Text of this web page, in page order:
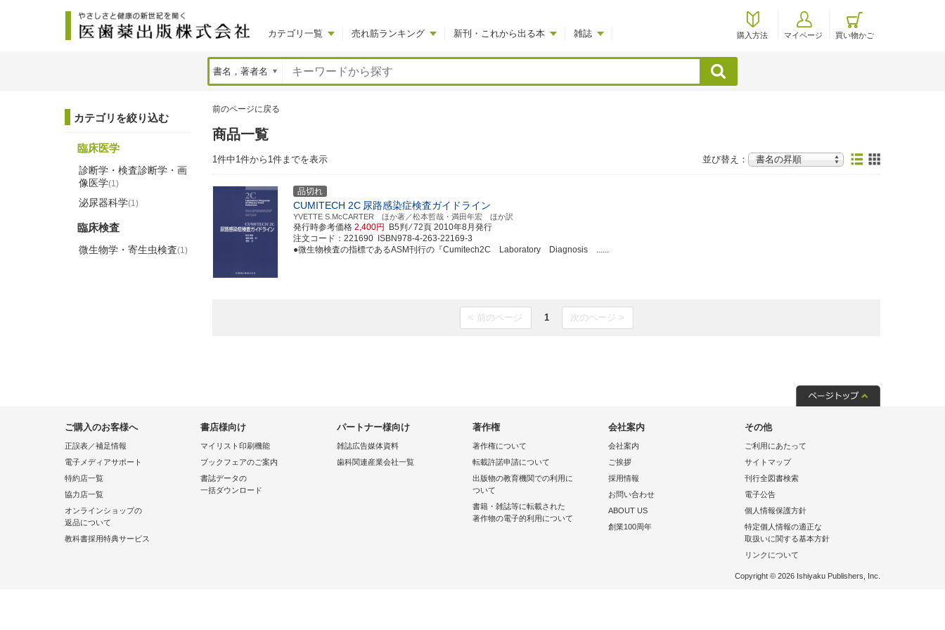
カテゴリ一覧 売れ筋ランキング 新刊・これから出る本 雑誌 購入方法 マイページ 買い物かご
検索
前のページに戻る
商品一覧
1件中1件から1件までを表示 並び替え：
品切れ
CUMITECH 2C 尿路感染症検査ガイドライン
YVETTE S.McCARTER ほか著／松本哲哉・満田年宏 ほか訳
発行時参考価格 2,400円 B5判 ⁄ 72頁 2010年8月発行
注文コード：221690 ISBN978-4-263-22169-3
●微生物検査の指標であるASM刊行の『Cumitech2C Laboratory Diagnosis ......
< 前のページ 1 次のページ >
カテゴリを絞り込む
臨床医学
診断学・検査診断学・画
像医学(1)
泌尿器科学(1)
臨床検査
微生物学・寄生虫検査(1)
ご購入のお客様へ
正誤表／補足情報
電子メディアサポート
特約店一覧
協力店一覧
オンラインショップの
返品について
教科書採用特典サービス
書店様向け
マイリスト印刷機能
ブックフェアのご案内
書誌データの
一括ダウンロード
パートナー様向け
雑誌広告媒体資料
歯科関連産業会社一覧
著作権
著作権について
転載許諾申請について
出版物の教育機関での利用に
ついて
書籍・雑誌等に転載された
著作物の電子的利用について
会社案内
会社案内
ご挨拶
採用情報
お問い合わせ
ABOUT US
創業100周年
その他
ご利用にあたって
サイトマップ
刊行全図書検索
電子公告
個人情報保護方針
特定個人情報の適正な
取扱いに関する基本方針
リンクについて
Copyright © 2026 Ishiyaku Publishers, Inc.